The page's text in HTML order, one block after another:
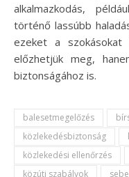
alkalmazkodás,
történő lassúbb
ezeket a szokásokat
előzhetjük meg,
biztonságához is.
balesetmegelőzés
közlekedésbiztonság
közlekedési ellenőrzés
közúti szabályok